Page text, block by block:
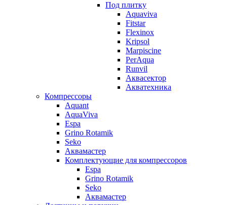
Под плитку
Aquaviva
Fitstar
Flexinox
Kripsol
Marpiscine
PerAqua
Runvil
Аквасектор
Акватехника
Компрессоры
Aquant
AquaViva
Espa
Grino Rotamik
Seko
Аквамастер
Комплектующие для компрессоров
Espa
Grino Rotamik
Seko
Аквамастер